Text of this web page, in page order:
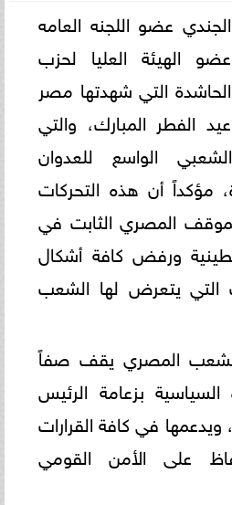
عضو اللجنه العامه
الهيئة العليا لحزب
التي شهدتها مصر
الفطر المبارك، والتي
الواسع للعدوان
مؤكداً أن هذه التحركات
المصري الثابت في
ورفض كافة أشكال
التي يتعرض لها الشعب
المصري يقف صفاً
بزعامة الرئيس
في كافة القرارات
على الأمن القومي